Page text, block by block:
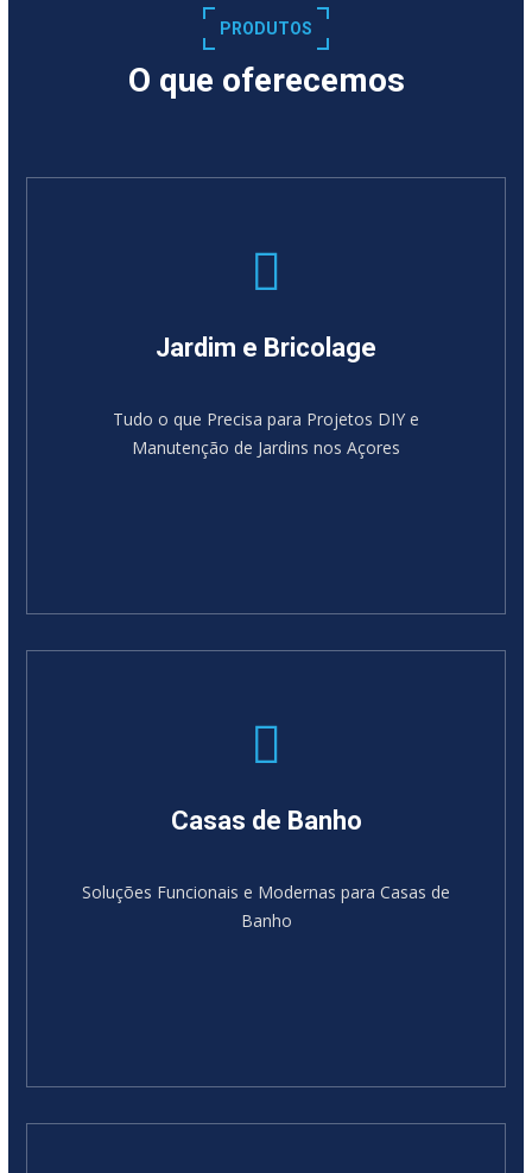
PRODUTOS
O que oferecemos
Jardim e Bricolage
Tudo o que Precisa para Projetos DIY e
Manutenção de Jardins nos Açores
Casas de Banho
Soluções Funcionais e Modernas para Casas de
Banho